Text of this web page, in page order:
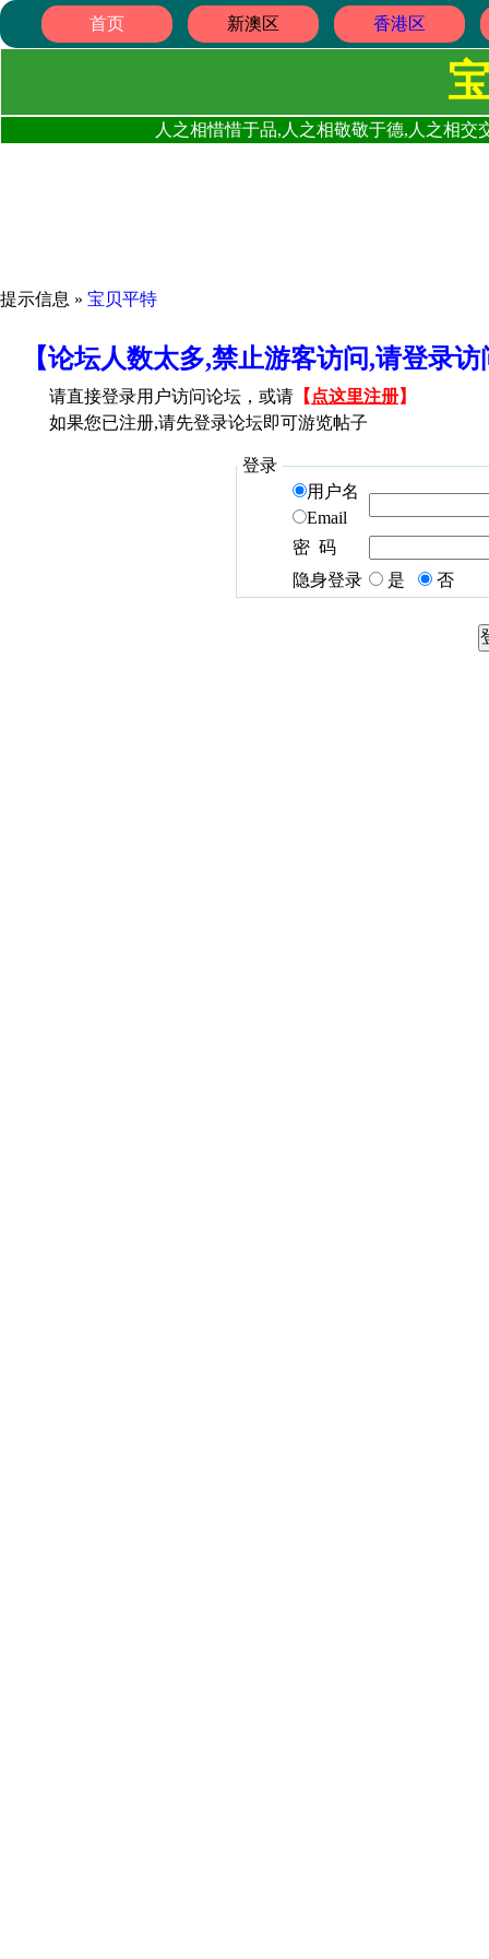
首页 新澳区 香港区
人之相惜惜于品,人之相敬敬于德,人之相
提示信息 » 宝贝平特
【论坛人数太多,禁止游客访问,请登录
请直接登录用户访问论坛，或请 【 点这里注册】
如果您已注册,请先登录论坛即可游览帖子
登录
用户名
Email
密 码
隐身登录
是 否